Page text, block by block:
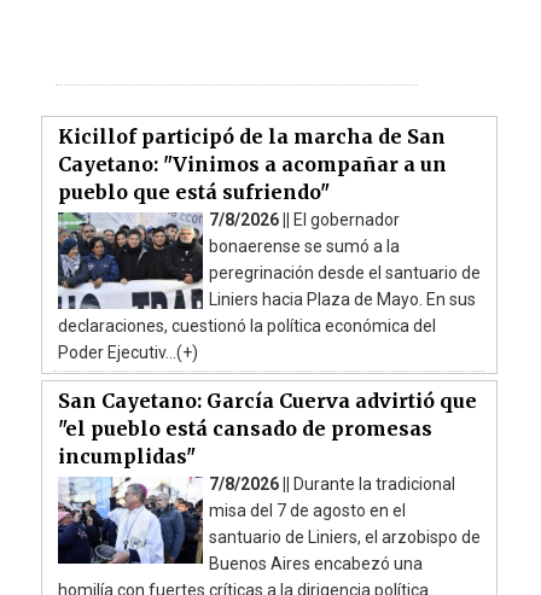
Kicillof participó de la marcha de San
Cayetano: "Vinimos a acompañar a un
pueblo que está sufriendo"
7/8/2026 ||
El gobernador
bonaerense se sumó a la
peregrinación desde el santuario de
Liniers hacia Plaza de Mayo. En sus
declaraciones, cuestionó la política económica del
Poder Ejecutiv...(+)
San Cayetano: García Cuerva advirtió que
"el pueblo está cansado de promesas
incumplidas"
7/8/2026 ||
Durante la tradicional
misa del 7 de agosto en el
santuario de Liniers, el arzobispo de
Buenos Aires encabezó una
homilía con fuertes críticas a la dirigencia política.